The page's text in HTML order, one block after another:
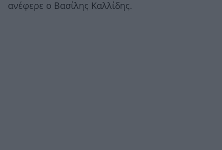
ανέφερε ο Βασίλης Καλλίδης.